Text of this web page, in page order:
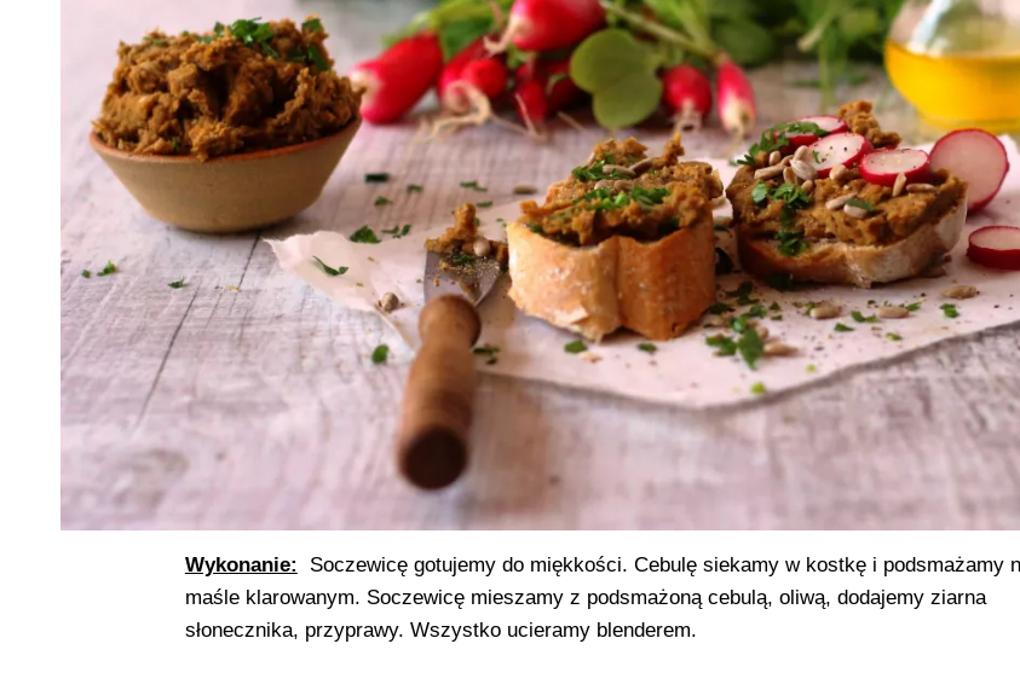
Wykonanie: Soczewicę gotujemy do miękkości. Cebulę siekamy w kostkę i podsmażamy
maśle klarowanym. Soczewicę mieszamy z podsmażoną cebulą, oliwą, dodajemy ziarna
słonecznika, przyprawy. Wszystko ucieramy blenderem.